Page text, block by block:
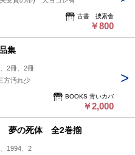
古書 捜索舎
￥800
集
2冊、2冊
方汚れ少
BOOKS 青いカバ
￥2,000
夢の死体 全2巻揃
1994、2